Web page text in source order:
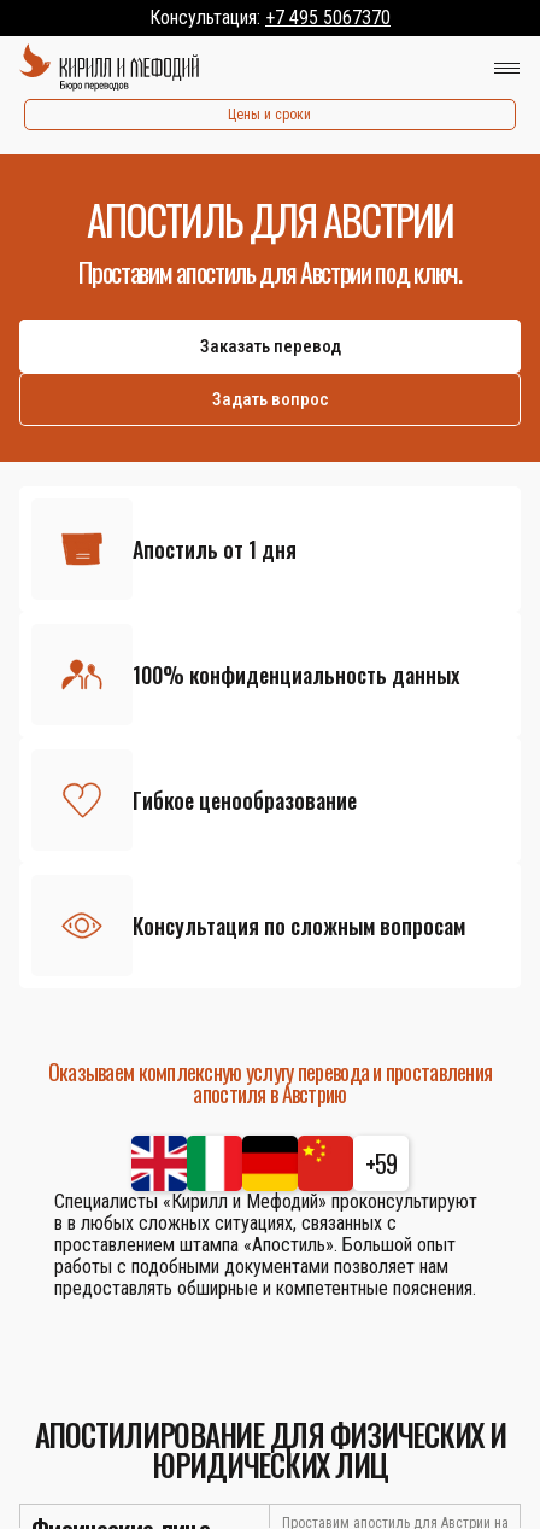
Консультация: +7 495 5067370
Цены и сроки
АПОСТИЛЬ ДЛЯ АВСТРИИ
Проставим апостиль для Австрии под ключ.
Заказать перевод
Задать вопрос
Апостиль от 1 дня
100% конфиденциальность данных
Гибкое ценообразование
Консультация по сложным вопросам
Оказываем комплексную услугу перевода и проставления
апостиля в Австрию
+59
Специалисты «Кирилл и Мефодий» проконсультируют
в в любых сложных ситуациях, связанных с
проставлением штампа «Апостиль». Большой опыт
работы с подобными документами позволяет нам
предоставлять обширные и компетентные пояснения.
АПОСТИЛИРОВАНИЕ ДЛЯ ФИЗИЧЕСКИХ И
ЮРИДИЧЕСКИХ ЛИЦ
Проставим апостиль для Австрии на